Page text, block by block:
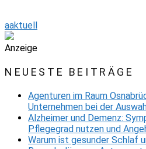
aaktuell
Anzeige
NEUESTE BEITRÄGE
Agenturen im Raum
Unternehmen bei der
Alzheimer und Demenz:
Pflegegrad nutzen und
Warum ist gesunder Schlaf